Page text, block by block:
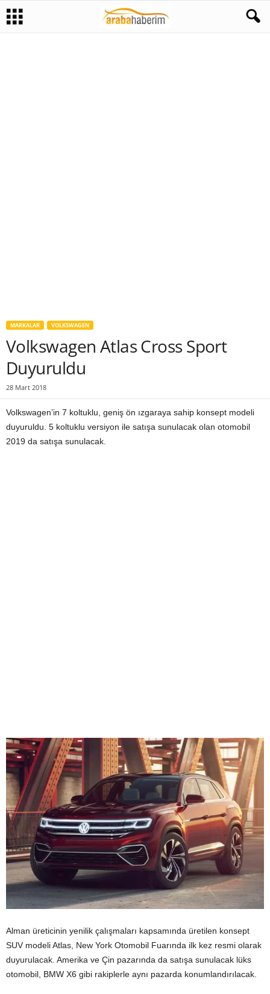
MARKALAR VOLKSWAGEN
Volkswagen Atlas Cross Sport
Duyuruldu
28 Mart 2018
Volkswagen’in 7 koltuklu, geniş ön ızgaraya sahip konsept modeli
duyuruldu. 5 koltuklu versiyon ile satışa sunulacak olan otomobil
2019 da satışa sunulacak.
Alman üreticinin yenilik çalışmaları kapsamında üretilen konsept
SUV modeli Atlas, New York Otomobil Fuarında ilk kez resmi olarak
duyurulacak. Amerika ve Çin pazarında da satışa sunulacak lüks
otomobil, BMW X6 gibi rakiplerle aynı pazarda konumlandırılacak.